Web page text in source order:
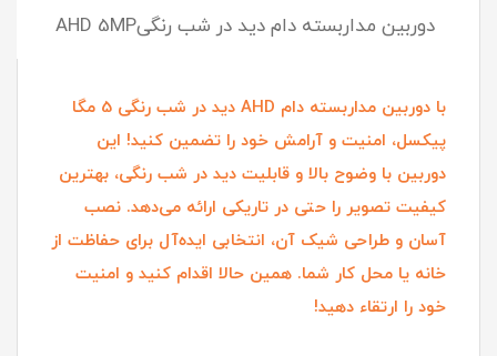
دوربین مداربسته دام دید در شب رنگیAHD 5MP
با دوربین مداربسته دام AHD دید در شب رنگی 5 مگا
پیکسل، امنیت و آرامش خود را تضمین کنید! این
دوربین با وضوح بالا و قابلیت دید در شب رنگی، بهترین
کیفیت تصویر را حتی در تاریکی ارائه می‌دهد. نصب
آسان و طراحی شیک آن، انتخابی ایده‌آل برای حفاظت از
خانه یا محل کار شما. همین حالا اقدام کنید و امنیت
خود را ارتقاء دهید!